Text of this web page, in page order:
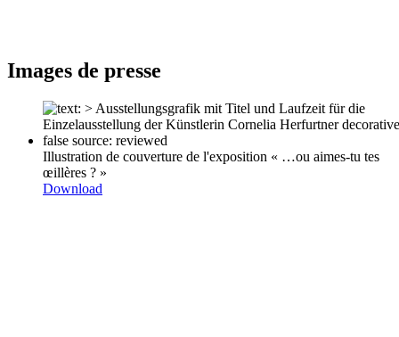
Images de presse
Illustration de couverture de l'exposition « …ou aimes-tu tes
œillères ? »
Download